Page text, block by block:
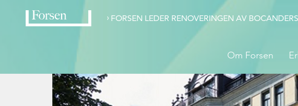
› FORSEN LEDER RENOVERINGEN AV
Om Forsen